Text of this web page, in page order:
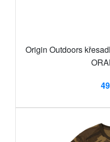
Origin Outdoors